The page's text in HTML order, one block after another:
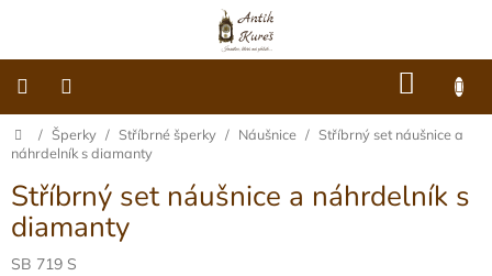
KOŠÍK
nás
Dárkové
poukazy
Šperky
Domů
/ Šperky / Stříbrné šperky / Náušnice / Stříbrný set náušnice a
náhrdelník s diamanty
Stříbrný set náušnice a náhrdelník s
diamanty
SB 719 S